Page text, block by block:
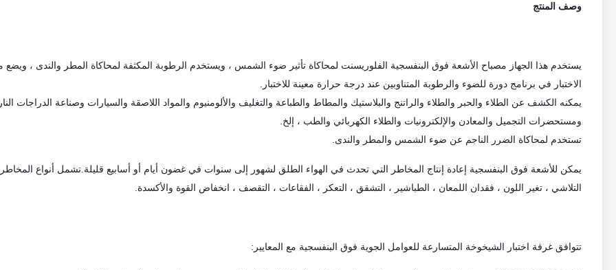
وصف المنتج
يستخدم هذا الجهاز مصباح الأشعة فوق البنفسجية الفلوريسنت لمحاكاة تأثير ضوء الشمس ، ويستخدم الرطوبة المكثفة لمحاكاة المطر والندى ، ويضع
الاختبار في برنامج دورة للضوء والرطوبة المتناوبين عند درجة حرارة معينة للاختبار.
يمكنه الكشف عن الطلاء والحبر والطلاء والراتنج والبلاستيك والمطاط والطباعة والتغليف والألومنيوم والمواد اللاصقة والسيارات وصناعة الدراجات
ومستحضرات التجميل والمعادن والإلكترونيات والطلاء الكهربائي والطب ، إلخ.
تستخدم لمحاكاة الضرر الناجم عن ضوء الشمس والمطر والندى.
يمكن للأشعة فوق البنفسجية إعادة إنتاج المخاطر التي تحدث في الهواء الطلق لشهور إلى سنوات في غضون أيام أو أسابيع قليلة.تشمل أنواع
التلاشي ، تغير اللون ، فقدان اللمعان ، الطباشير ، التشقق ، التعكر ، الفقاعات ، التقصف ، انخفاض القوة والأكسدة.
تتوافق غرفة اختبار الشيخوخة المتسارعة للعوامل الجوية فوق البنفسجية مع المعايير: